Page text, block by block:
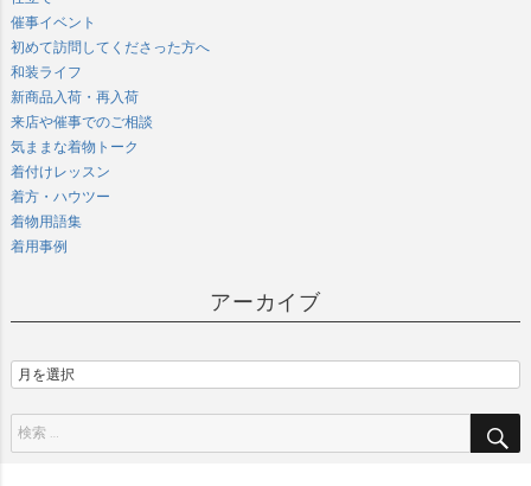
催事イベント
初めて訪問してくださった方へ
和装ライフ
新商品入荷・再入荷
来店や催事でのご相談
気ままな着物トーク
着付けレッスン
着方・ハウツー
着物用語集
着用事例
アーカイブ